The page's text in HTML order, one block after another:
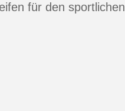
für den sportlichen